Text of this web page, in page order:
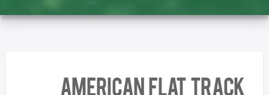
American Flat Track